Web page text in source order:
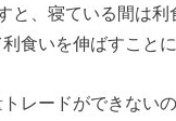
と、寝ている間は利
食いを伸ばすことに
レードができない